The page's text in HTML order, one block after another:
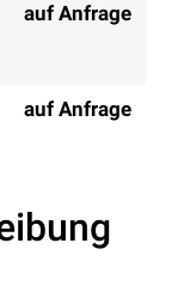
auf Anfrage
auf Anfrage